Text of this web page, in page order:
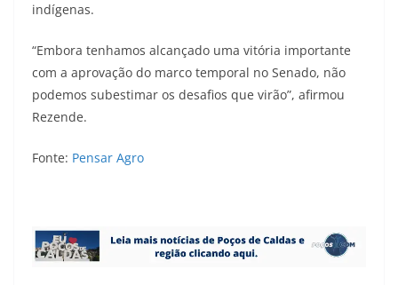
indígenas.
“Embora tenhamos alcançado uma vitória importante
com a aprovação do marco temporal no Senado, não
podemos subestimar os desafios que virão”, afirmou
Rezende.
Fonte: Pensar Agro